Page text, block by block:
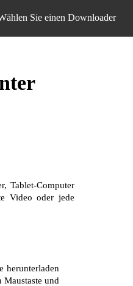
Sie einen Downloader
Tablet-Computer
Video oder jede
herunterladen
und